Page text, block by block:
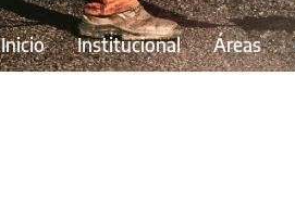
Inicio Institucional Áreas